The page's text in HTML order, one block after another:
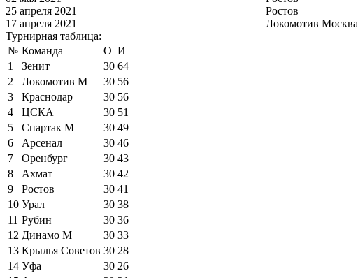
25 апреля 2021
Ростов
17 апреля 2021
Локомотив Москва
Турнирная таблица:
№ Команда О И
1
Зенит 30 64
2
Локомотив М 30 56
3
Краснодар 30 56
4
ЦСКА 30 51
5
Спартак М 30 49
6
Арсенал 30 46
7
Оренбург 30 43
8
Ахмат 30 42
9
Ростов 30 41
10 Урал 30 38
11 Рубин 30 36
12 Динамо М 30 33
13 Крылья Советов 30 28
14 Уфа 30 26